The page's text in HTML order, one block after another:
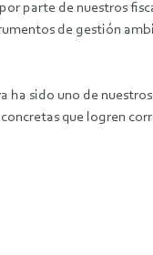
parte de nuestros
de gestión
ha sido uno de
que logren